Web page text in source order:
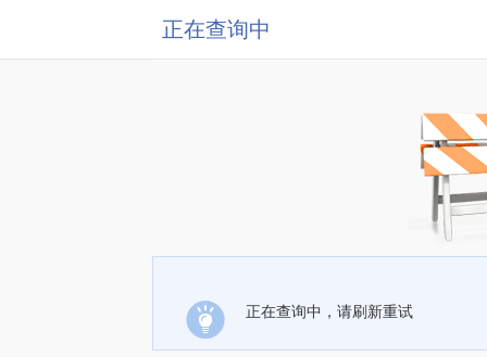
正在查询中
正在查询中，请刷新重试